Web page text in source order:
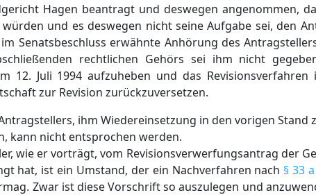
Hagen beantragt und deswegen angenommen,
und es deswegen nicht seine Aufgabe sei, den
Senatsbeschluss erwähnte Anhörung des
rechtlichen Gehörs sei ihm nicht
12. Juli 1994 aufzuheben und das
zur Revision zurückzuversetzen.
ihm Wiedereinsetzung in den vorigen
kann nicht entsprochen werden.
wie er vorträgt, vom Revisionsverwerfungsantrag der
hat, ist ein Umstand, der ein Nachverfahren nach § 33
Zwar ist diese Vorschrift so auszulegen und